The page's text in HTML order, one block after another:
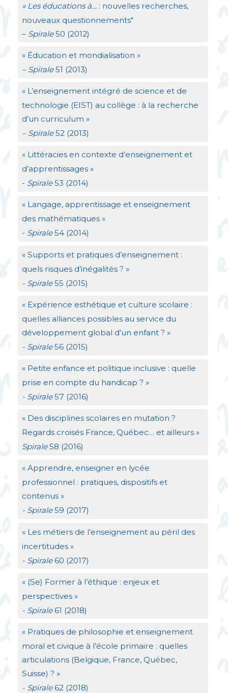
« Les éducations à… : nouvelles recherches,
nouveaux questionnements"
– Spirale50 (2012)
« Éducation et mondialisation »
– Spirale51 (2013)
« L’enseignement intégré de science et de
technologie (EIST) au collège : à la recherche
d’un curriculum »
– Spirale52 (2013)
« Littéracies en contexte d’enseignement et
d’apprentissages »
- Spirale53 (2014)
« Langage, apprentissage et enseignement
des mathématiques »
- Spirale54 (2014)
« Supports et pratiques d’enseignement :
quels risques d’inégalités ? »
- Spirale55 (2015)
« Expérience esthétique et culture scolaire :
quelles alliances possibles au service du
développement global d’un enfant ? »
- Spirale56 (2015)
« Petite enfance et politique inclusive : quelle
prise en compte du handicap ? »
- Spirale57 (2016)
« Des disciplines scolaires en mutation ?
Regards croisés France, Québec… et ailleurs »
Spirale58 (2016)
« Apprendre, enseigner en lycée
professionnel : pratiques, dispositifs et
contenus »
- Spirale59 (2017)
« Les métiers de l’enseignement au péril des
incertitudes »
- Spirale60 (2017)
« (Se) Former à l’éthique : enjeux et
perspectives »
- Spirale61 (2018)
« Pratiques de philosophie et enseignement
moral et civique à l’école primaire : quelles
articulations (Belgique, France, Québec,
Suisse) ? »
- Spirale62 (2018)